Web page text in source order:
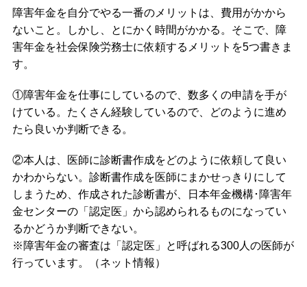
障害年金を自分でやる一番のメリットは、費用がかから
ないこと。しかし、とにかく時間がかかる。そこで、障
害年金を社会保険労務士に依頼するメリットを5つ書きま
す。
①障害年金を仕事にしているので、数多くの申請を手が
けている。たくさん経験しているので、どのように進め
たら良いか判断できる。
②本人は、医師に診断書作成をどのように依頼して良い
かわからない。診断書作成を医師にまかせっきりにして
しまうため、作成された診断書が、日本年金機構･障害年
金センターの「認定医」から認められるものになってい
るかどうか判断できない。
※障害年金の審査は「認定医」と呼ばれる300人の医師が
行っています。（ネット情報）